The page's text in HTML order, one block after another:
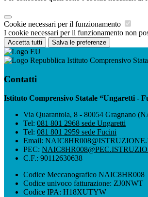
Cookie necessari per il funzionamento
I cookie necessari per il funzionamento non
Accetta tutti Salva le preferenze
Istituto Comprensivo
Contatti
Istituto Comprensivo Statale “Ungaretti -
Via Quarantola, 8 - 80054 Gragnano
Tel: 081 801 2968 sede Ungaretti
Tel: 081 801 2959 sede Fucini
Email:
PEC:
C.F.: 90112630638
Codice Meccanografico NAIC8HR008
Codice univoco fatturazione: ZJ0NWT
Codice IPA: H18XUTYW